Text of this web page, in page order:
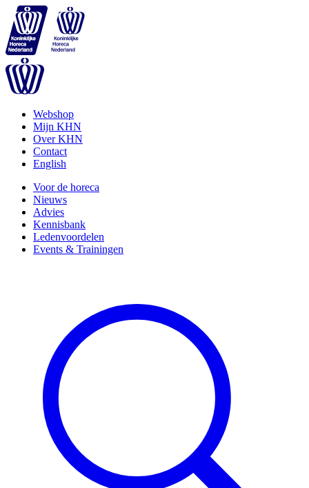
Webshop
Mijn KHN
Over KHN
Contact
English
Voor de horeca
Nieuws
Advies
Kennisbank
Ledenvoordelen
Events & Trainingen